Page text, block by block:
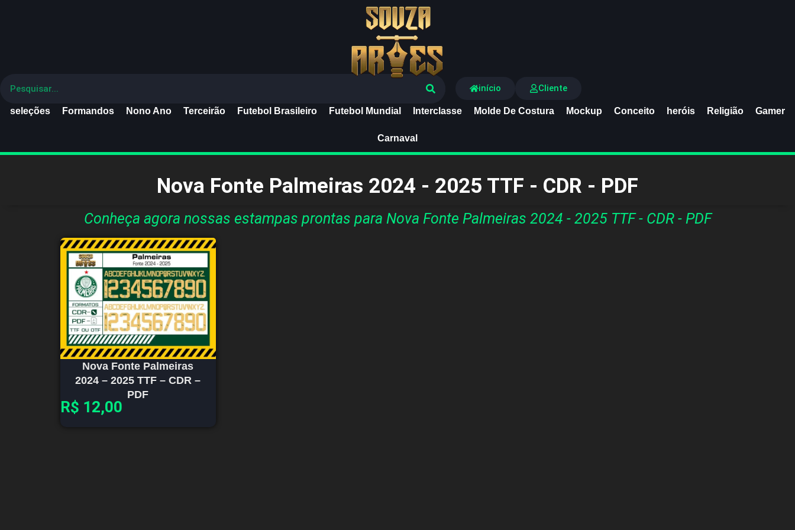
seleções Formandos Nono Ano Terceirão Futebol Brasileiro Futebol Mundial Interclasse Molde De Costura Mockup Conceito heróis Religião Gamer
Carnaval
início Cliente
Nova Fonte Palmeiras 2024 - 2025 TTF - CDR - PDF
Conheça agora nossas estampas prontas para Nova Fonte Palmeiras 2024 - 2025 TTF - CDR - PDF
Nova Fonte Palmeiras
2024 – 2025 TTF – CDR –
PDF
R$ 12,00